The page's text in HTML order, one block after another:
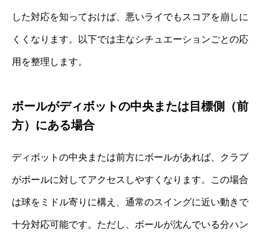
した対応を知っておけば、悪いライでもスコアを崩しに
くくなります。以下では主なシチュエーションごとの応
用を整理します。
ボールがディボットの中央または目標側（前
方）にある場合
ディボットの中央または前方にボールがあれば、クラブ
がボールに対してアクセスしやすくなります。この場合
は球をミドル寄りに構え、通常のスイングに近い動きで
十分対応可能です。ただし、ボールが沈んでいる分ハン